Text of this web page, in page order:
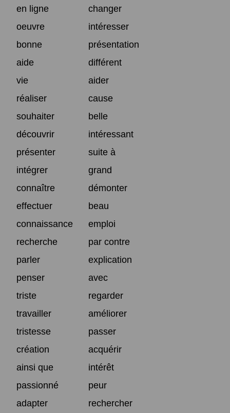
en ligne
changer
oeuvre
intéresser
bonne
présentation
aide
différent
vie
aider
réaliser
cause
souhaiter
belle
découvrir
intéressant
présenter
suite à
intégrer
grand
connaître
démonter
effectuer
beau
connaissance
emploi
recherche
par contre
parler
explication
penser
avec
triste
regarder
travailler
améliorer
tristesse
passer
création
acquérir
ainsi que
intérêt
passionné
peur
adapter
rechercher